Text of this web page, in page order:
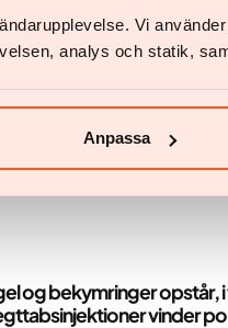
Vi
analys och statik,
Anpassa
hos ældre med
ved behandling af diabetes
og bekymringer opstår,
vinder